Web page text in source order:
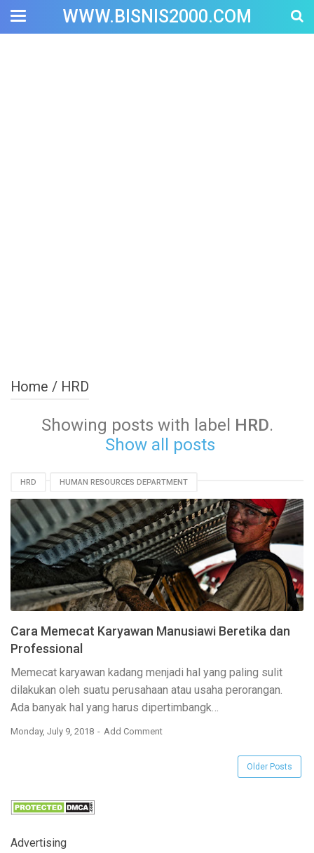
WWW.BISNIS2000.COM
Home / HRD
Showing posts with label HRD.
Show all posts
HRD HUMAN RESOURCES DEPARTMENT
SUMBER DAYA MANUSIA
Cara Memecat Karyawan Manusiawi Beretika dan
Professional
Memecat karyawan kadang menjadi hal yang paling sulit
dilakukan oleh suatu perusahaan atau usaha perorangan.
Ada banyak hal yang harus dipertimbangk…
Monday, July 9, 2018 Add Comment
Older Posts
Advertising